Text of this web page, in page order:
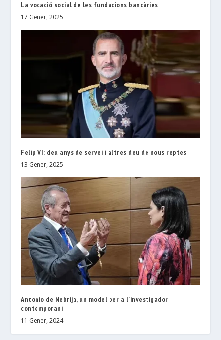
La vocació social de les fundacions bancàries
17 Gener, 2025
Felip VI: deu anys de servei i altres deu de nous reptes
13 Gener, 2025
Antonio de Nebrija, un model per a l’investigador
contemporani
11 Gener, 2024